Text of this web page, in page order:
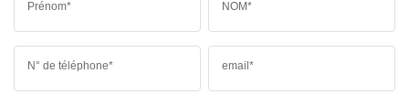
Prénom* NOM*
N° de téléphone* email*